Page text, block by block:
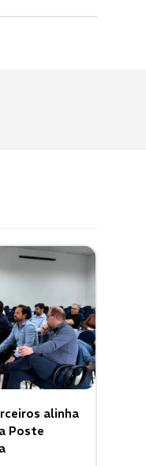
alinha
Poste